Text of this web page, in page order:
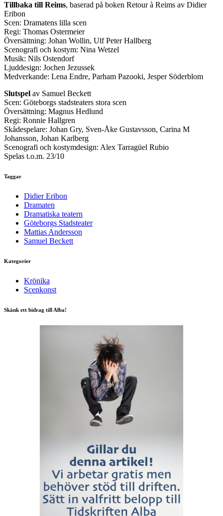
Tillbaka till Reims, baserad på boken Retour à Reims av Didier
Eribon
Scen: Dramatens lilla scen
Regi: Thomas Ostermeier
Översättning: Johan Wollin, Ulf Peter Hallberg
Scenografi och kostym: Nina Wetzel
Musik: Nils Ostendorf
Ljuddesign: Jochen Jezussek
Medverkande: Lena Endre, Parham Pazooki, Jesper Söderblom
Slutspel av Samuel Beckett
Scen: Göteborgs stadsteaters stora scen
Översättning: Magnus Hedlund
Regi: Ronnie Hallgren
Skådespelare: Johan Gry, Sven-Åke Gustavsson, Carina M
Johansson, Johan Karlberg
Scenografi och kostymdesign: Alex Tarragüel Rubio
Spelas t.o.m. 23/10
Taggar
Didier Eribon
Dramaten
Dramatiska teatern
Göteborgs Stadsteater
Mattias Andersson
Samuel Beckett
Kategorier
Krönika
Scenkonst
Skänk ett bidrag till Alba!